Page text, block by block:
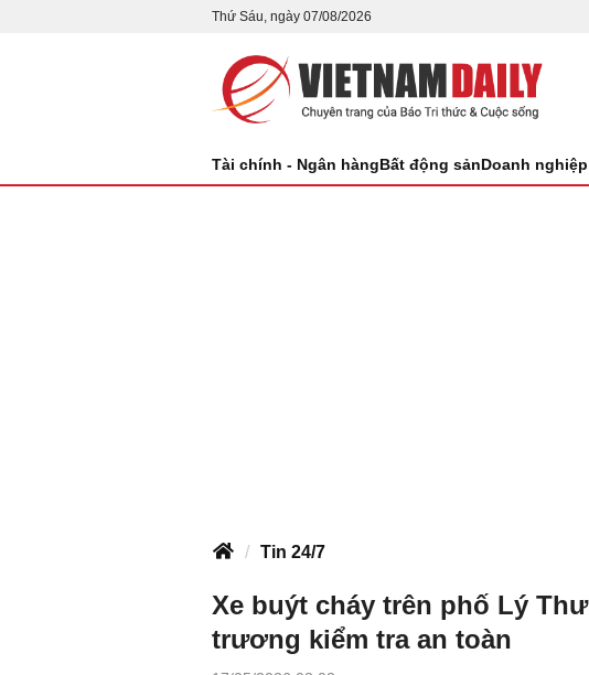
Thứ Sáu, ngày 07/08/2026
Tài chính - Ngân hàngBất động sảnDoanh
Tin 24/7
Xe buýt cháy trên phố Lý
trương kiểm tra an toàn